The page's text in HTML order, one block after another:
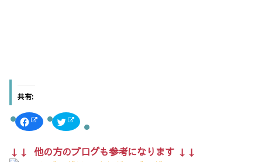
共有:
F
c
o
ク
ッ
し
て
↓↓ 他の方のブログも参考になります ↓↓